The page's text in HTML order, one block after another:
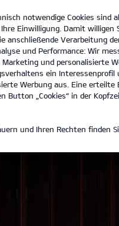
Autocenter Dresen
Zubehör
Licht.
notwendige Cookies sind
Einwilligung. Damit willigen
anschließende Verarbeitung
und Performance: Wir
und personalisierte
ein Interessenprofil
Werbung aus. Eine erteilte
„Cookies“ in der
und Ihren Rechten finden